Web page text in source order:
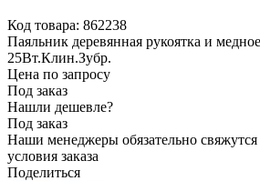
Код товара: 862238
Паяльник деревянная рукоятка и
25Вт.Клин.Зубр.
Цена по запросу
Под заказ
Нашли дешевле?
Под заказ
Наши менеджеры обязательно
условия заказа
Поделиться